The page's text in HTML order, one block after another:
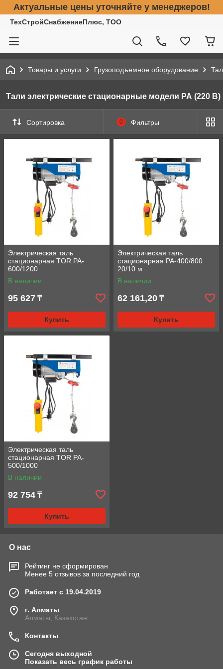
Актуальные цены уточняйте у менеджеров!
ТехСтройСнабжениеПлюс, ТОО
Товары и услуги Грузоподъемное оборудование
Тали электрические стационарные модели РА (220 В)
Сортировка 0 Фильтры
Электрическая таль
стационарная TOR PA-
600/1200
В наличии
95 627 ₸
Купить
Электрическая таль
стационарная PA-400/800
20/10 м
В наличии
62 161,20 ₸
Купить
Электрическая таль
стационарная TOR PA-
500/1000
В наличии
92 754 ₸
Купить
О нас
Рейтинг не сформирован
Менее 5 отзывов за последний год
Работает с 19.04.2019
г. Алматы
Алматы, Казахстан
Контакты
Сегодня выходной
Показать весь график работы